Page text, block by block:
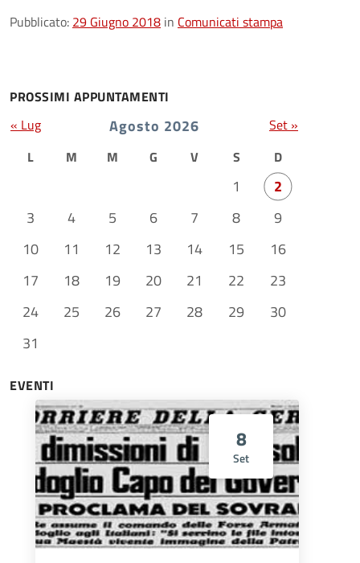
Pubblicato: 29 Giugno 2018 in Comunicati stampa
PROSSIMI APPUNTAMENTI
Agosto 2026
L M M G V S D
1
2
3
4 5 6 7 8
9
10
11 12 13 14 15
16
17
18 19 20 21 22
23
24
25 26 27 28 29
30
31
« Lug Set »
EVENTI
8
Set